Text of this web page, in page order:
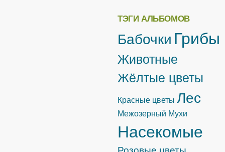
ТЭГИ АЛЬБОМОВ
БабочкиГрибы
Животные
Жёлтые цветы
Красные цветы Лес
Межозерный Мухи
Насекомые
Розовые цветы